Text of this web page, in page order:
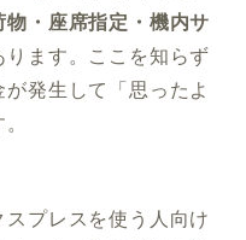
・座席指定・機内サ
ます。ここを知らず
発生して「思ったよ
プレスを使う人向け